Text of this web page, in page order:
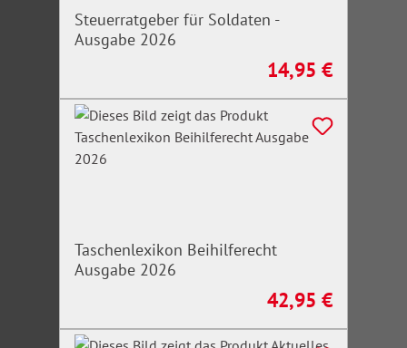
Steuerratgeber für Soldaten -
Ausgabe 2026
Regulärer Preis:
14,95 €
Taschenlexikon Beihilferecht
Ausgabe 2026
Regulärer Preis:
42,95 €